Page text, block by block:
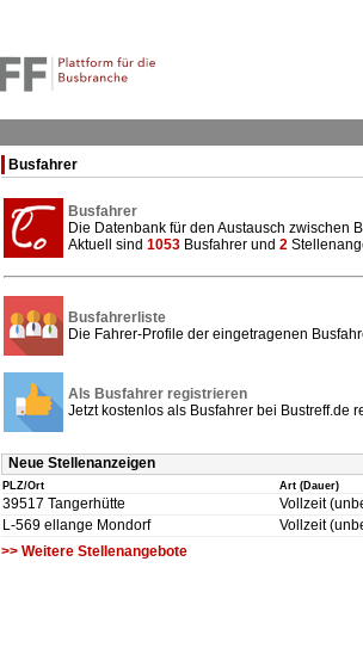
Busfahrer
Busfahrer
Die Datenbank für den Austausch zwischen
Aktuell sind 1053 Busfahrer und 2
Busfahrerliste
Die Fahrer-Profile der eingetragenen
Als Busfahrer registrieren
Jetzt kostenlos als Busfahrer bei Bustreff.de
Neue Stellenanzeigen
PLZ/Ort Art (Dauer)
39517 Tangerhütte
Vollzeit
L-569 ellange Mondorf
Vollzeit
>> Weitere Stellenangebote